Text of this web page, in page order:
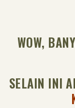
WOW,
SELAIN INI